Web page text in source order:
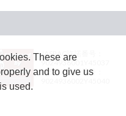
JASRAC許諾番号：
9024936001Y45037
JASRAC許諾番号：
These are
and to give us
used.